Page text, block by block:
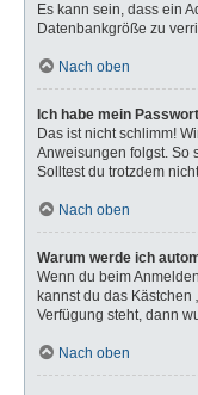
Es kann sein, dass ein
Datenbankgröße zu
Nach oben
Ich habe mein
Das ist nicht schlimm!
Anweisungen folgst. So
Solltest du trotzdem
Nach oben
Warum werde ich
Wenn du beim
kannst du das
Verfügung steht, dann
Nach oben